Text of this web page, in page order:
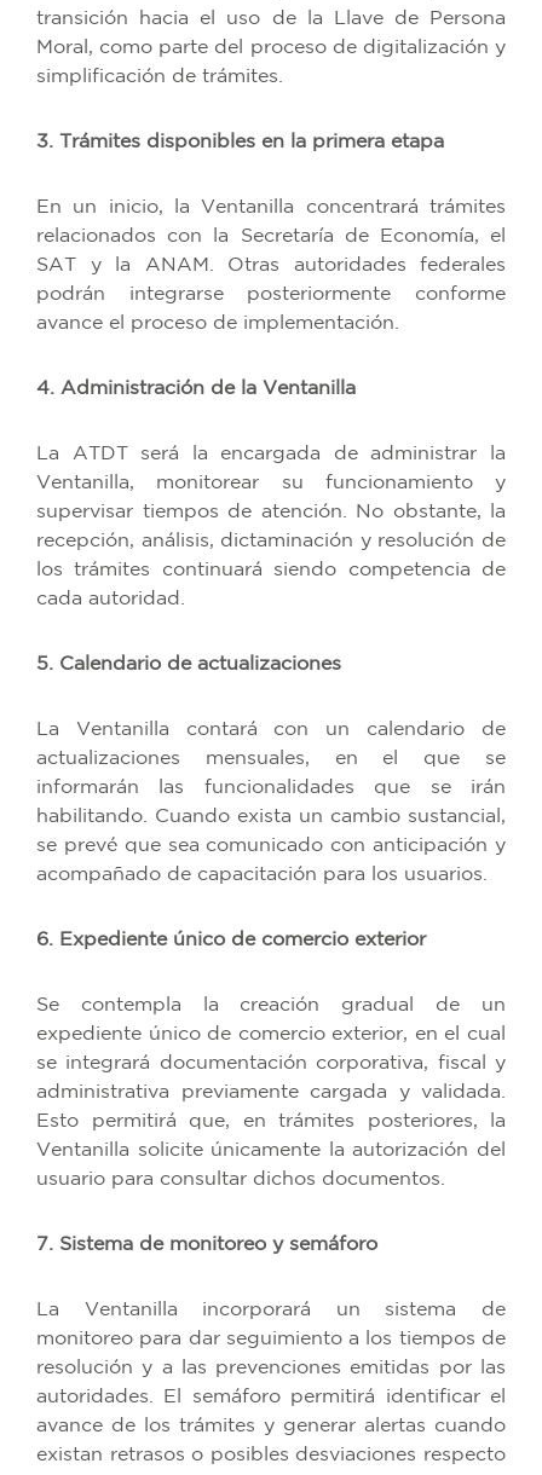
transición hacia el uso de la Llave de Persona
Moral, como parte del proceso de digitalización y
simplificación de trámites.
3. Trámites disponibles en la primera etapa
En un inicio, la Ventanilla concentrará trámites
relacionados con la Secretaría de Economía, el
SAT y la ANAM. Otras autoridades federales
podrán integrarse posteriormente conforme
avance el proceso de implementación.
4. Administración de la Ventanilla
La ATDT será la encargada de administrar la
Ventanilla, monitorear su funcionamiento y
supervisar tiempos de atención. No obstante, la
recepción, análisis, dictaminación y resolución de
los trámites continuará siendo competencia de
cada autoridad.
5. Calendario de actualizaciones
La Ventanilla contará con un calendario de
actualizaciones mensuales, en el que se
informarán las funcionalidades que se irán
habilitando. Cuando exista un cambio sustancial,
se prevé que sea comunicado con anticipación y
acompañado de capacitación para los usuarios.
6. Expediente único de comercio exterior
Se contempla la creación gradual de un
expediente único de comercio exterior, en el cual
se integrará documentación corporativa, fiscal y
administrativa previamente cargada y validada.
Esto permitirá que, en trámites posteriores, la
Ventanilla solicite únicamente la autorización del
usuario para consultar dichos documentos.
7. Sistema de monitoreo y semáforo
La Ventanilla incorporará un sistema de
monitoreo para dar seguimiento a los tiempos de
resolución y a las prevenciones emitidas por las
autoridades. El semáforo permitirá identificar el
avance de los trámites y generar alertas cuando
existan retrasos o posibles desviaciones respecto